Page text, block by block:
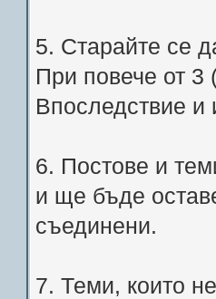
5. Старайте се
При повече от
Впоследствие и
6. Постове и
и ще бъде
съединени.
7. Теми, които